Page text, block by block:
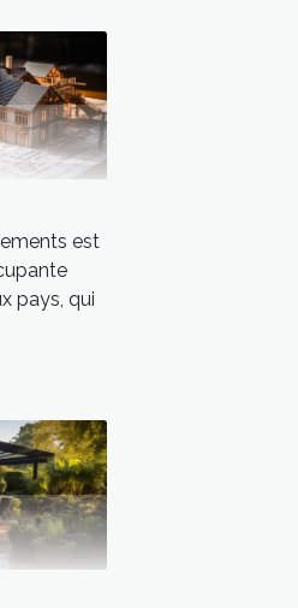
est
pays, qui